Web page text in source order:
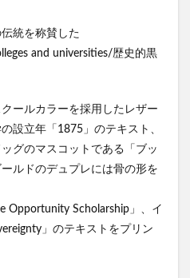
統を称賛した
and universities/歴史的黒
ールカラーを採用したレザー
設立年「1875」のテキスト、
グのマスコットである「ブッ
ルドのデュプレには骨の形を
Opportunity Scholarship」、イ
」のテキストをプリン